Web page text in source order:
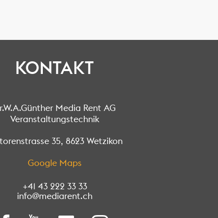
KONTAKT
Media Rent AG
Veranstaltungstechnik
35, 8623 Wetzikon
Google Maps
+41 43 222 33 33
info@mediarent.ch